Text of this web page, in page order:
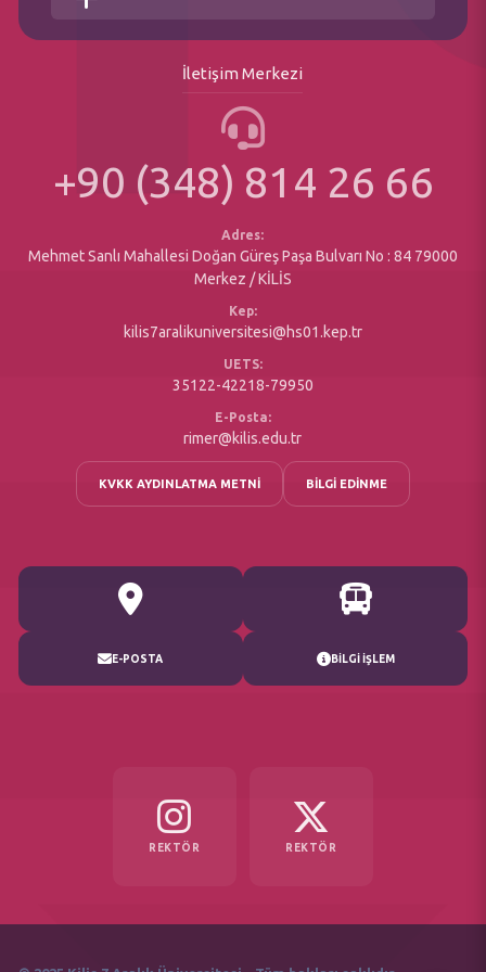
E-POSTA BİLGİ İŞLEM
Daire Başkanlıkları
Özel Kalem Müdürlüğü
Kurumsal İletişim Koordinatörlüğü
Üniversite Plan Program ve Raporlar
Matbu Formlar
Yazı İşleri Müdürlüğü
Öğrenci İşleri Daire Başkanlığı
Bologna(Ders Bilgi Sistemi)
Sosyal Duyarlılık Projeleri
İletişim Merkezi
+90 (348) 814 26 66
Adres:
Mehmet Sanlı Mahallesi Doğan Güreş Paşa Bulvarı No : 84 79000
Merkez / KİLİS
Kep:
kilis7aralikuniversitesi@hs01.kep.tr
UETS:
35122-42218-79950
E-Posta:
rimer@kilis.edu.tr
KVKK AYDINLATMA METNİ BİLGİ EDİNME
REKTÖR REKTÖR